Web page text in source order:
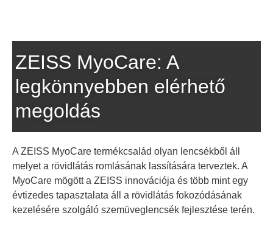
ZEISS MyoCare: A
legkönnyebben elérhető
megoldás
A ZEISS MyoCare termékcsalád olyan lencsékből áll
melyet a rövidlátás romlásának lassítására terveztek. A
MyoCare mögött a ZEISS innovációja és több mint egy
évtizedes tapasztalata áll a rövidlátás fokozódásának
kezelésére szolgáló szemüveglencsék fejlesztése terén.